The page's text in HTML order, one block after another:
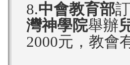
8.中會教育部
灣神學院舉辦
2000元，教會